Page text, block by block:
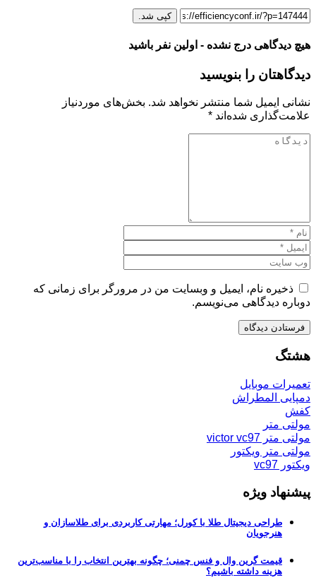
کپی شد.
هیچ دیدگاهی درج نشده - اولین نفر باشید
دیدگاهتان را بنویسید
نشانی ایمیل شما منتشر نخواهد شد. بخش‌های موردنیاز
علامت‌گذاری شده‌اند *
ذخیره نام، ایمیل و وبسایت من در مرورگر برای زمانی که
دوباره دیدگاهی می‌نویسم.
هشتگ
تعمیرات موبایل
دمپایی المطراش
کفش
مولتی متر
مولتی متر victor vc97
مولتی متر ویکتور
ویکتور vc97
پیشنهاد ویژه
طراحی دیجیتال طلا با کورل؛ مهارتی کاربردی برای طلاسازان و
هنرجویان
قیمت گرین وال و فنس چمنی؛ چگونه بهترین انتخاب را با مناسب‌ترین
هزینه داشته باشیم؟